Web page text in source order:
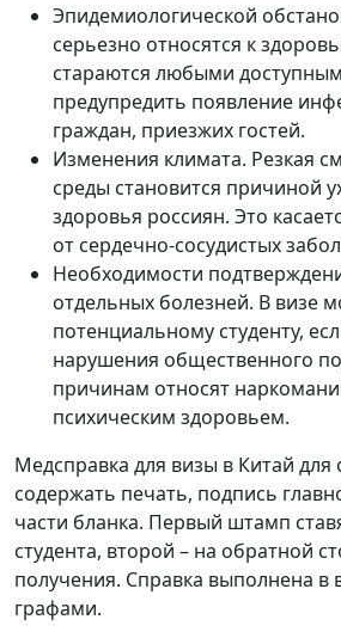
Эпидемиологической
серьезно относятся к
стараются любыми
предупредить появление
граждан, приезжих гостей.
Изменения климата. Резкая
среды становится причиной
здоровья россиян. Это
от сердечно-сосудистых
Необходимости
отдельных болезней. В визе
потенциальному студенту,
нарушения общественного
причинам относят
психическим здоровьем.
Медсправка для визы в Китай для
содержать печать, подпись
части бланка. Первый штамп
студента, второй – на обратной
получения. Справка выполнена в
графами.